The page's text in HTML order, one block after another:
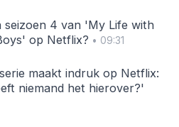
seizoen 4 van 'My Life with
op Netflix? • 09:31
maakt indruk op Netflix:
niemand het hierover?'